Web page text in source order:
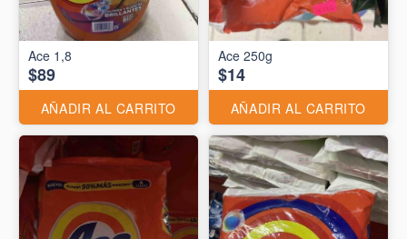
Ace 1,8
$89
AÑADIR AL CARRITO
Ace 250g
$14
AÑADIR AL CARRITO